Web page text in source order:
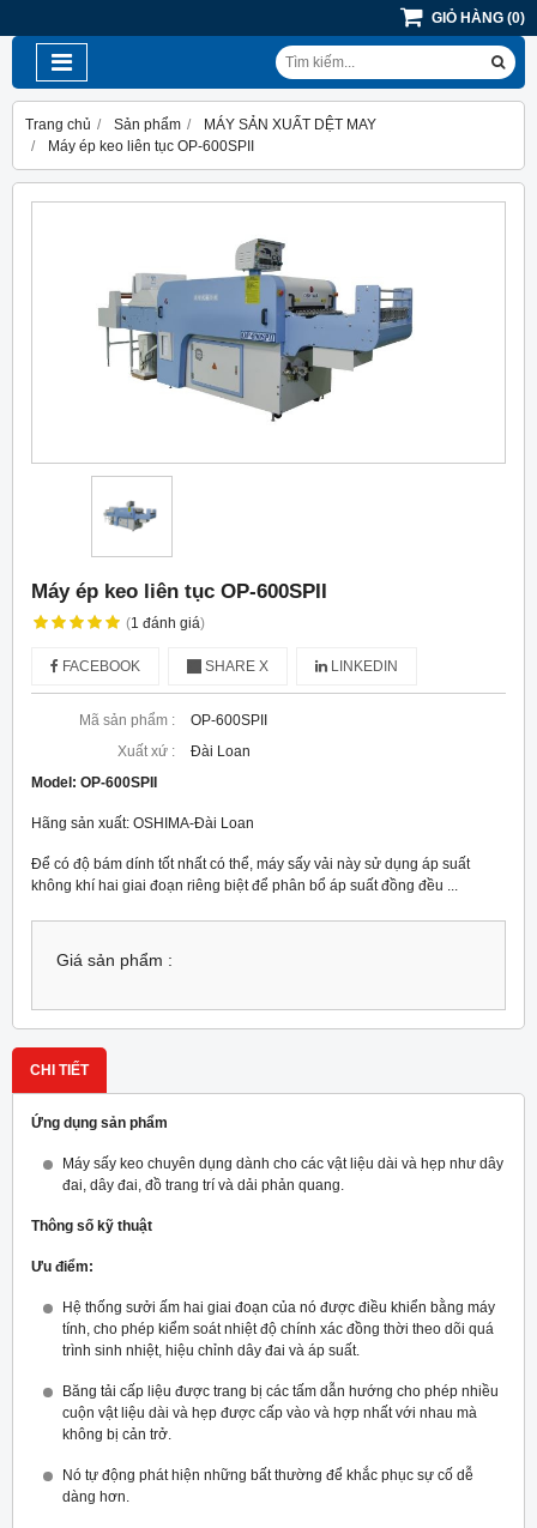
GIỎ HÀNG (0)
Trang chủ Sản phẩm
MÁY SẢN XUẤT DỆT MAY
Máy ép keo liên tục OP-600SPII
Máy ép keo liên tục OP-600SPII
(1 đánh giá)
FACEBOOK SHARE X LINKEDIN
Mã sản phẩm :
OP-600SPII
Xuất xứ :
Đài Loan
Model: OP-600SPII
Hãng sản xuất: OSHIMA-Đài Loan
Để có độ bám dính tốt nhất có thể, máy sấy vải này sử dụng áp suất
không khí hai giai đoạn riêng biệt để phân bổ áp suất đồng đều ...
Giá sản phẩm :
CHI TIẾT
Ứng dụng sản phẩm
Máy sấy keo chuyên dụng dành cho các vật liệu dài và hẹp như dây
đai, dây đai, đồ trang trí và dải phản quang.
Thông số kỹ thuật
Ưu điểm:
Hệ thống sưởi ấm hai giai đoạn của nó được điều khiển bằng máy
tính, cho phép kiểm soát nhiệt độ chính xác đồng thời theo dõi quá
trình sinh nhiệt, hiệu chỉnh dây đai và áp suất.
Băng tải cấp liệu được trang bị các tấm dẫn hướng cho phép nhiều
cuộn vật liệu dài và hẹp được cấp vào và hợp nhất với nhau mà
không bị cản trở.
Nó tự động phát hiện những bất thường để khắc phục sự cố dễ
dàng hơn.